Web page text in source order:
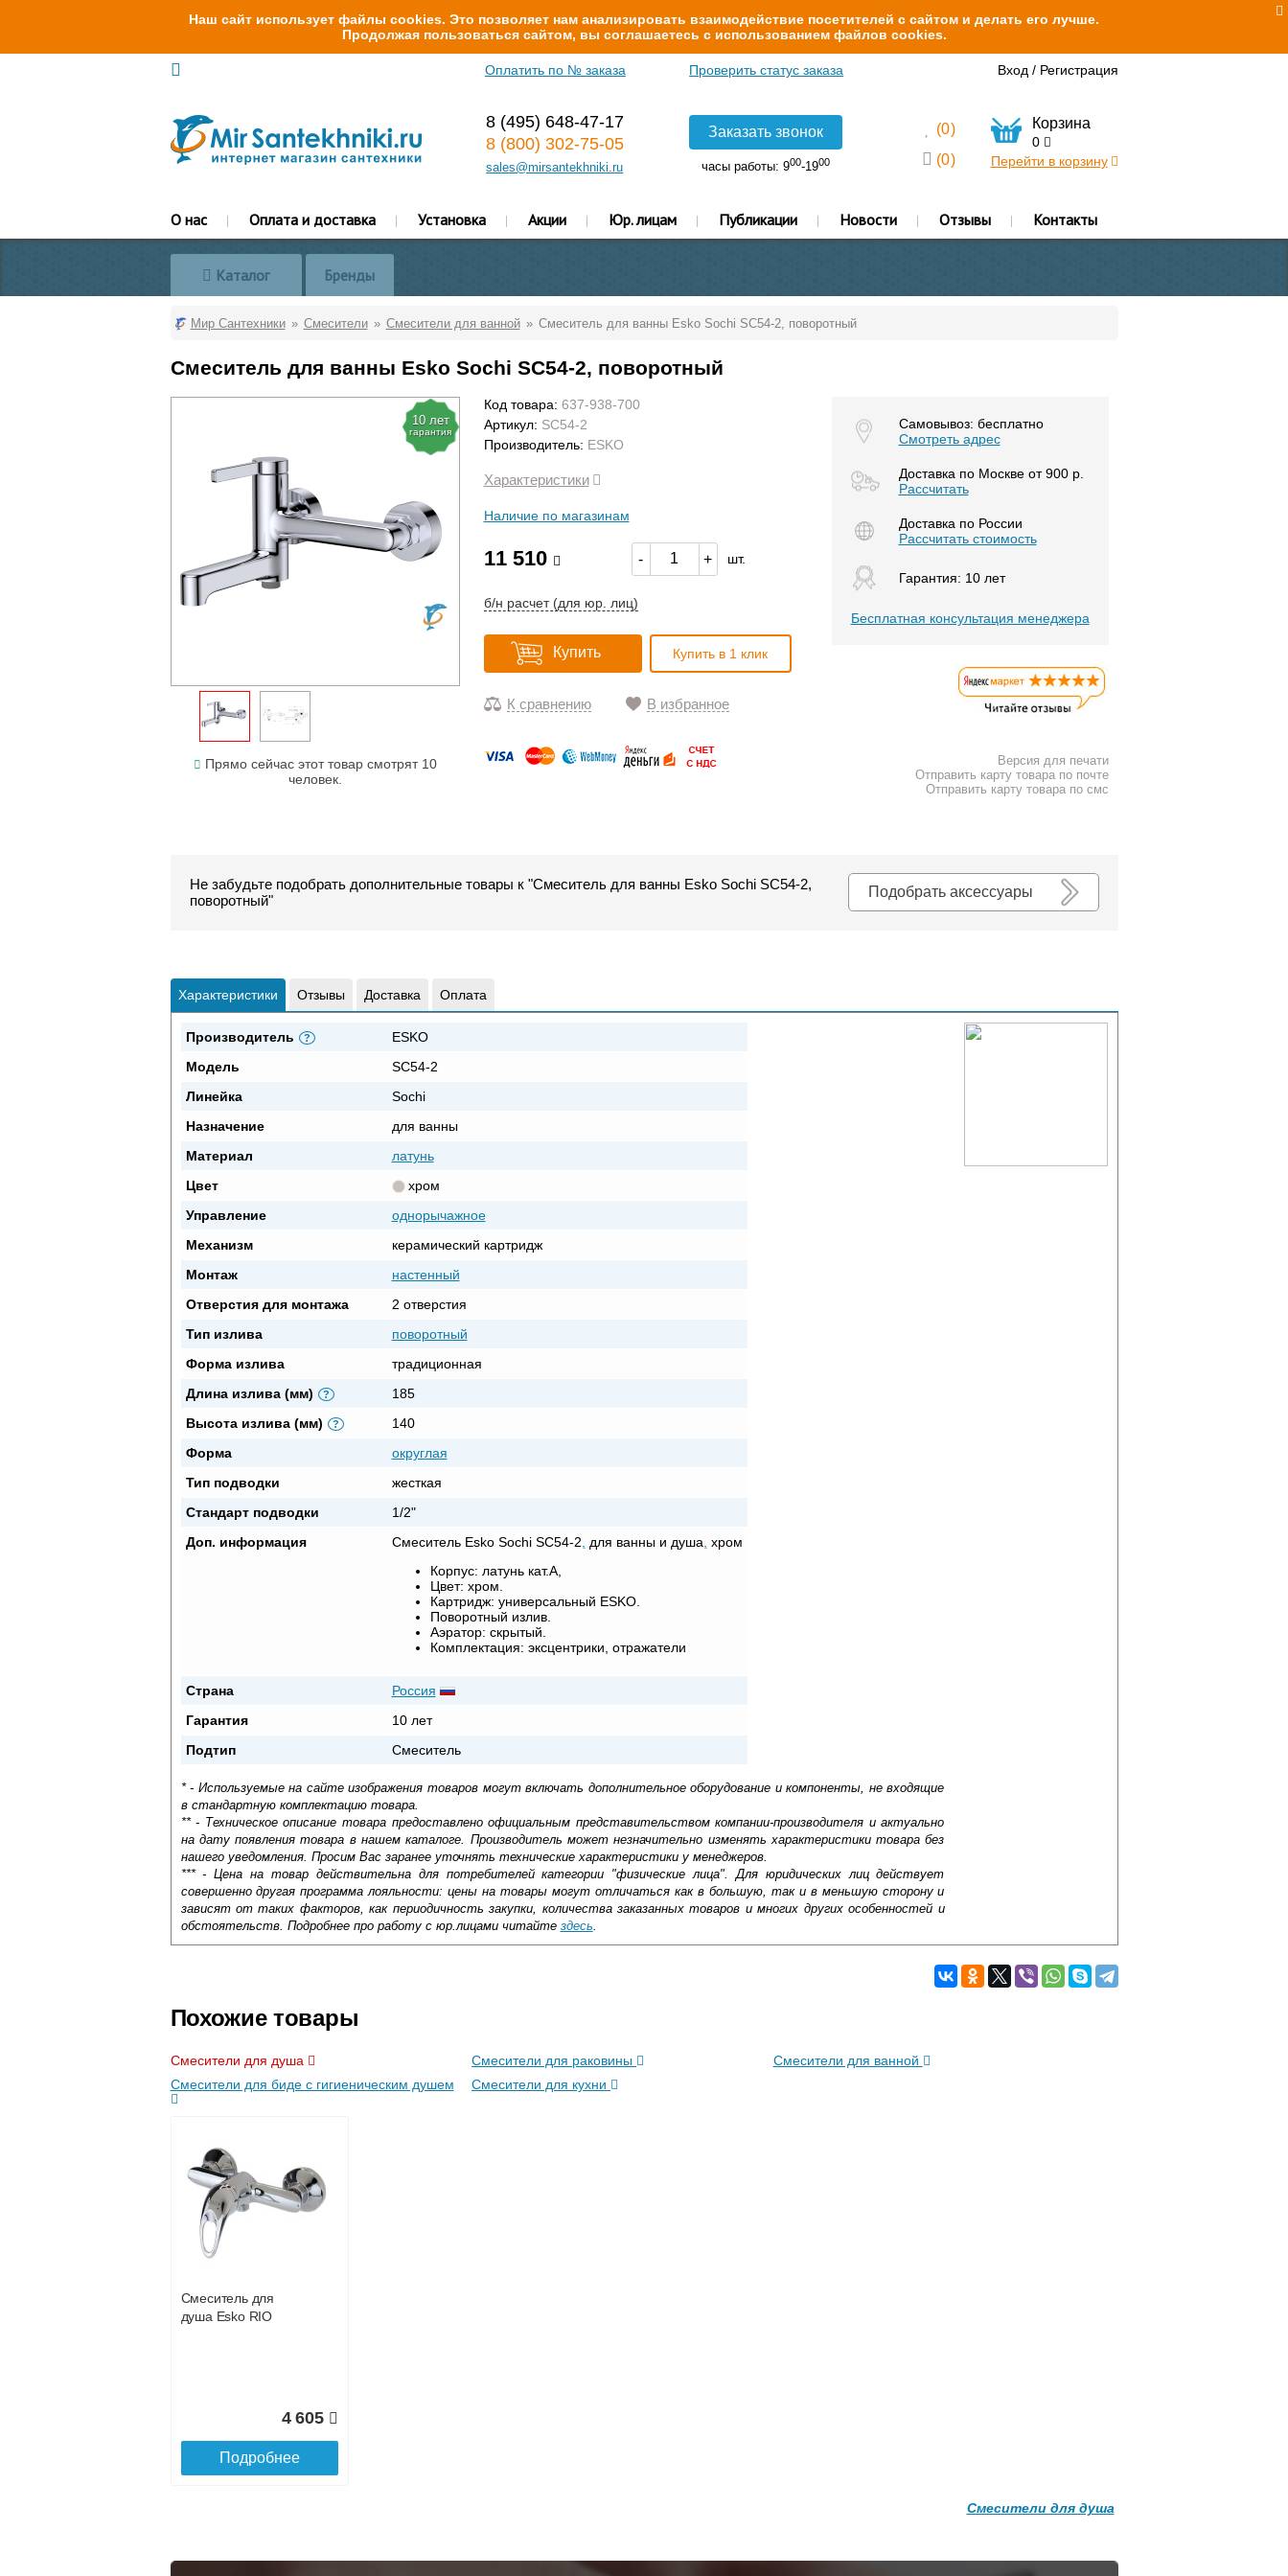
Наш сайт использует файлы cookies. Это позволяет нам анализировать взаимодействие посетителей с сайтом и делать его лучше.
Продолжая пользоваться сайтом, вы соглашаетесь с использованием файлов cookies.
Оплатить по № заказа Проверить статус заказа Вход / Регистрация
8 (495) 648-47-17
8 (800) 302-75-05
sales@mirsantekhniki.ru
Заказать звонок
часы работы: 900-1900
(0)
(0)
Корзина
0
Перейти в корзину
О нас Оплата и доставка Установка Акции Юр. лицам Публикации Новости Отзывы Контакты
Каталог Бренды
Мир Сантехники Смесители Смесители для ванной Смеситель для ванны Esko Sochi SC54-2, поворотный
Смеситель для ванны Esko Sochi SC54-2, поворотный
10 лет
гарантия
Прямо сейчас этот товар смотрят 10
человек.
Код товара: 637-938-700
Артикул: SC54-2
Производитель: ESKO
Характеристики
Наличие по магазинам
11 510 - + шт.
б/н расчет (для юр. лиц)
Купить Купить в 1 клик
К сравнению В избранное
Самовывоз: бесплатно
Смотреть адрес
Доставка по Москве от 900 р.
Расcчитать
Доставка по России
Рассчитать стоимость
Гарантия: 10 лет
Бесплатная консультация менеджера
Версия для печати
Отправить карту товара по почте
Отправить карту товара по смс
Подобрать аксессуары
Не забудьте подобрать дополнительные товары к "Смеситель для ванны Esko Sochi SC54-2,
поворотный"
Характеристики Отзывы Доставка Оплата
Производитель ?
ESKO
Модель
SC54-2
Линейка
Sochi
Назначение
для ванны
Материал
латунь
Цвет
хром
Управление
однорычажное
Механизм
керамический картридж
Монтаж
настенный
Отверстия для монтажа
2 отверстия
Тип излива
поворотный
Форма излива
традиционная
Длина излива (мм)
?
185
Высота излива (мм)
?
140
Форма
округлая
Тип подводки
жесткая
Стандарт подводки
1/2"
Доп. информация
Смеситель Esko Sochi SC54-2 для ванны и душа хром
Корпус: латунь кат.A,
Цвет: хром.
Картридж: универсальный ESKO.
Поворотный излив.
Аэратор: скрытый.
Комплектация: эксцентрики, отражатели
Страна
Россия
Гарантия
10 лет
Подтип
Смеситель
* - Используемые на сайте изображения товаров могут включать дополнительное оборудование и компоненты, не входящие
в стандартную комплектацию товара.
** - Техническое описание товара предоставлено официальным представительством компании-производителя и актуально
на дату появления товара в нашем каталоге. Производитель может незначительно изменять характеристики товара без
нашего уведомления. Просим Вас заранее уточнять технические характеристики у менеджеров.
*** - Цена на товар действительна для потребителей категории "физические лица". Для юридических лиц действует
совершенно другая программа лояльности: цены на товары могут отличаться как в большую, так и в меньшую сторону и
зависят от таких факторов, как периодичность закупки, количества заказанных товаров и многих других особенностей и
обстоятельств. Подробнее про работу с юр.лицами читайте здесь
Доставка сантехники по Москве и Московской области
Подъем на этаж.
услуга платная
возможность
Возможные способы оплаты:
Банковской картой на сайте в режиме реального времени
Банковской картой при получении товара как при доставке, так и самовывозом
Интернет-деньгами (Yandex-деньги, Web-money, Qiwi-кошельки и другие).
Похожие товары
Смесители для душа Смесители для раковины
Смесители для ванной
Смесители для биде с гигиеническим душем
Смесители для кухни
Смеситель для
душа Esko RIO
4 605
Подробнее
Смесители для душа